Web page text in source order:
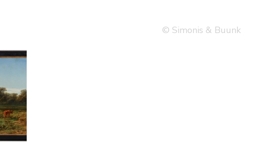
© Simonis & Buunk